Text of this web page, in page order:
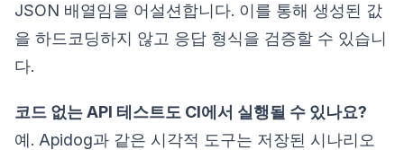
JSON 배열임을 어설션합니다. 이를 통해 생성된 값
을 하드코딩하지 않고 응답 형식을 검증할 수 있습니
다.
코드 없는 API 테스트도 CI에서 실행될 수 있나요?
예. Apidog과 같은 시각적 도구는 저장된 시나리오